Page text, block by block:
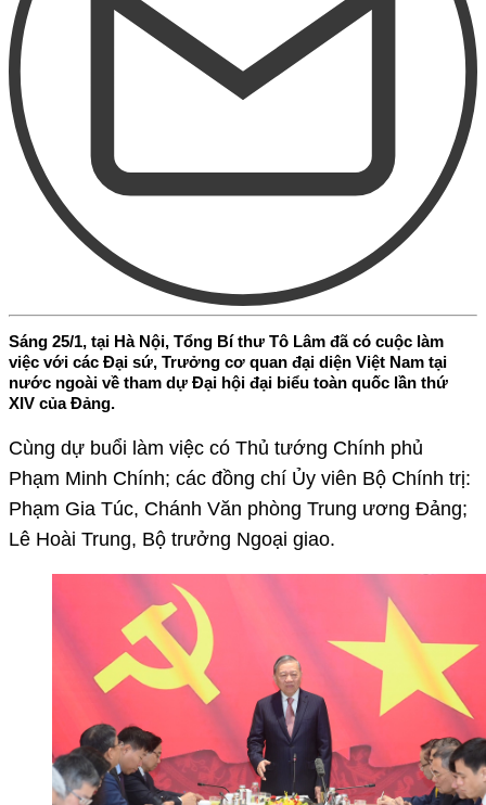
Sáng 25/1, tại Hà Nội, Tổng Bí thư Tô Lâm đã có cuộc làm
việc với các Đại sứ, Trưởng cơ quan đại diện Việt Nam tại
nước ngoài về tham dự Đại hội đại biểu toàn quốc lần thứ
XIV của Đảng.
Cùng dự buổi làm việc có Thủ tướng Chính phủ
Phạm Minh Chính; các đồng chí Ủy viên Bộ Chính trị:
Phạm Gia Túc, Chánh Văn phòng Trung ương Đảng;
Lê Hoài Trung, Bộ trưởng Ngoại giao.